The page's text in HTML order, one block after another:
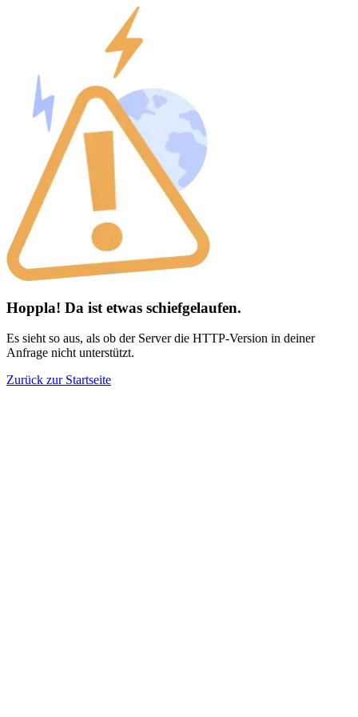
Hoppla! Da ist etwas schiefgelaufen.
Es sieht so aus, als ob der Server die HTTP-Version in deiner
Anfrage nicht unterstützt.
Zurück zur Startseite